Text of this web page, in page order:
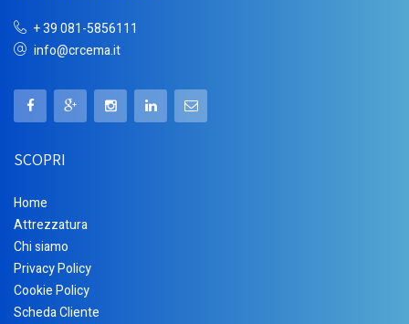
+ 39 081-5856111
info@crcema.it
SCOPRI
Home
Attrezzatura
Chi siamo
Privacy Policy
Cookie Policy
Scheda Cliente